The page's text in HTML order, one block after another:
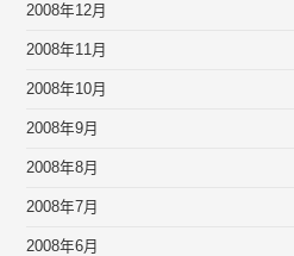
2008年12月
2008年11月
2008年10月
2008年9月
2008年8月
2008年7月
2008年6月